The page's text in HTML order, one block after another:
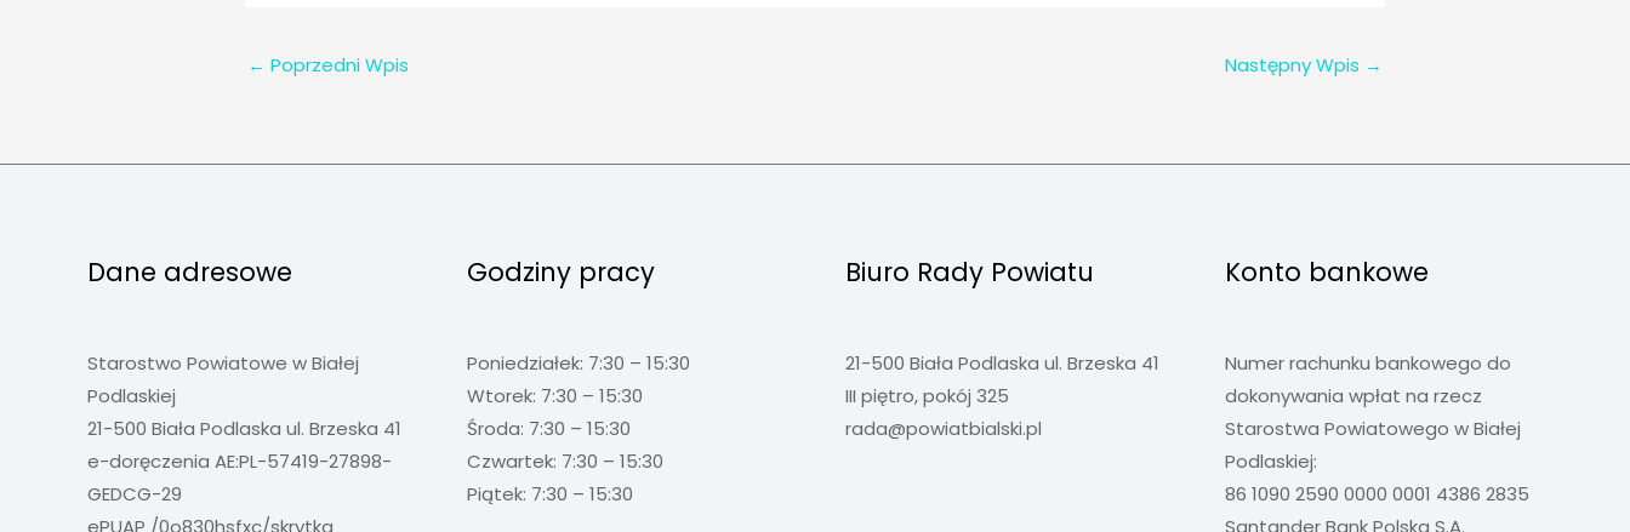
← Poprzedni Wpis Następny Wpis →
Dane adresowe
Starostwo Powiatowe w Białej
Podlaskiej
21-500 Biała Podlaska ul. Brzeska 41
e-doręczenia AE:PL-57419-27898-
GEDCG-29
ePUAP /0o830hsfxc/skrytka
Godziny pracy
Poniedziałek: 7:30 – 15:30
Wtorek: 7:30 – 15:30
Środa: 7:30 – 15:30
Czwartek: 7:30 – 15:30
Piątek: 7:30 – 15:30
Biuro Rady Powiatu
21-500 Biała Podlaska ul. Brzeska 41
III piętro, pokój 325
rada@powiatbialski.pl
Konto bankowe
Numer rachunku bankowego do
dokonywania wpłat na rzecz
Starostwa Powiatowego w Białej
Podlaskiej:
86 1090 2590 0000 0001 4386 2835
Santander Bank Polska S.A.